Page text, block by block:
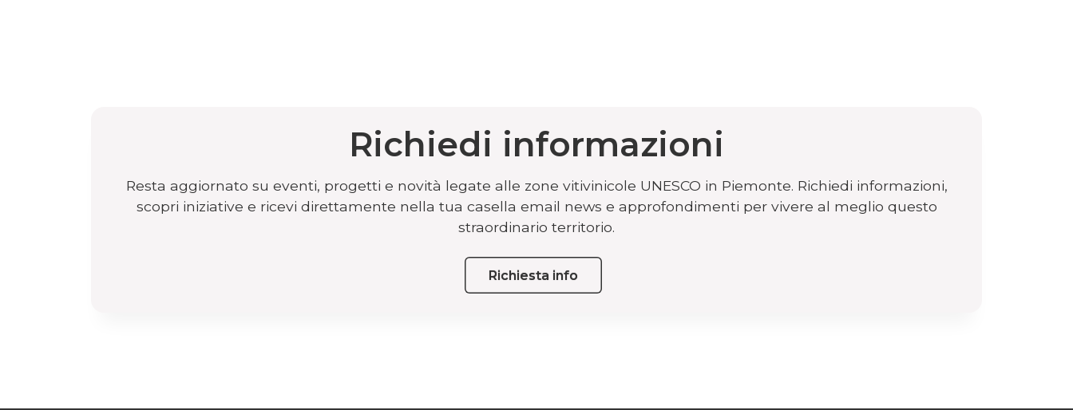
Richiedi informazioni
Resta aggiornato su eventi, progetti e novità legate alle zone vitivinicole UNESCO in Piemonte. Richiedi informazioni,
scopri iniziative e ricevi direttamente nella tua casella email news e approfondimenti per vivere al meglio questo
straordinario territorio.
Richiesta info